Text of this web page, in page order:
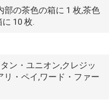
部の茶色の箱に 1 枚,茶色
10 枚.
ン・ユニオン,クレジッ
リ・ペイ,ワード・ファー